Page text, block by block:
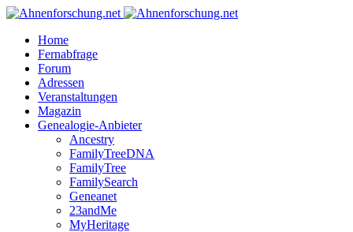
Home
Fernabfrage
Forum
Adressen
Veranstaltungen
Magazin
Genealogie-Anbieter
Ancestry
FamilyTreeDNA
FamilyTree
FamilySearch
Geneanet
23andMe
MyHeritage